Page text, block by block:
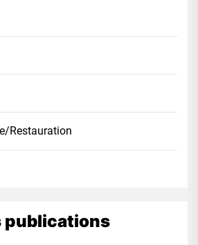
Restauration
publications